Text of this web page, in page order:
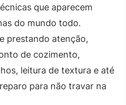
que aparecem
do mundo todo.
prestando atenção,
de cozimento,
leitura de textura e até
para não travar na